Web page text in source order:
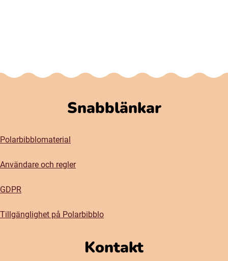
Snabblänkar
Polarbibblomaterial
Användare och regler
GDPR
Tillgänglighet på Polarbibblo
Kontakt